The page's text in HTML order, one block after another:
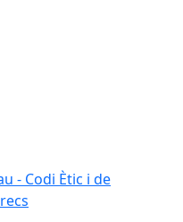
- Codi Ètic i de